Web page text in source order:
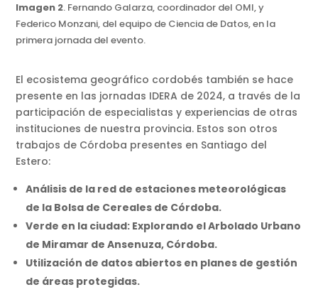
Imagen 2. Fernando Galarza, coordinador del OMI, y
Federico Monzani, del equipo de Ciencia de Datos, en la
primera jornada del evento.
El ecosistema geográfico cordobés también se hace
presente en las jornadas IDERA de 2024, a través de la
participación de especialistas y experiencias de otras
instituciones de nuestra provincia. Estos son otros
trabajos de Córdoba presentes en Santiago del
Estero:
Análisis de la red de estaciones meteorológicas
de la Bolsa de Cereales de Córdoba.
Verde en la ciudad: Explorando el Arbolado Urbano
de Miramar de Ansenuza, Córdoba.
Utilización de datos abiertos en planes de gestión
de áreas protegidas.